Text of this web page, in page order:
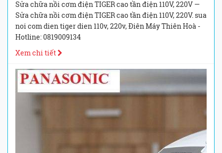
Sửa chữa nồi cơm điện TIGER cao tần điện 110V, 220V —
Sửa chữa nồi cơm điện TIGER cao tần điện 110V, 220V. sua
noi com dien tiger dien 110v, 220v, Điên Máy Thiên Hoà -
Hotline: 0819009134
Xem chi tiết